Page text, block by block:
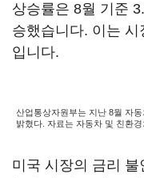
상승률은 8월 기준
승했습니다. 이는
입니다.
산업통상자원부는 지난 8월 자
밝혔다. 자료는 자동차 및 친환
미국 시장의 금리